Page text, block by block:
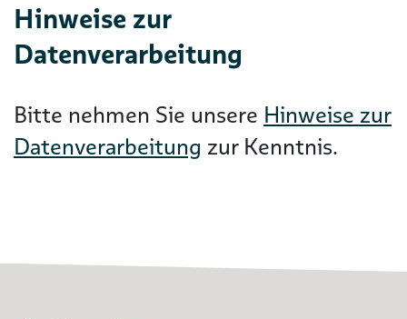
Hinweise zur
Datenverarbeitung
Bitte nehmen Sie unsere Hinweise zur
Datenverarbeitung zur Kenntnis.